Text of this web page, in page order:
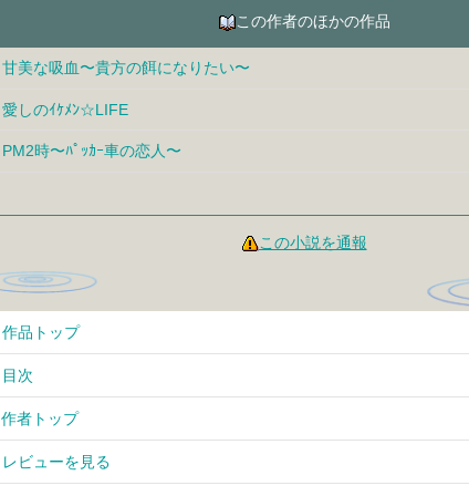
この作者のほかの作品
甘美な吸血〜貴方の餌になりたい〜
愛しのｲｹﾒﾝ☆LIFE
PM2時〜ﾊﾟｯｶｰ車の恋人〜
この小説を通報
作品トップ
目次
作者トップ
レビューを見る